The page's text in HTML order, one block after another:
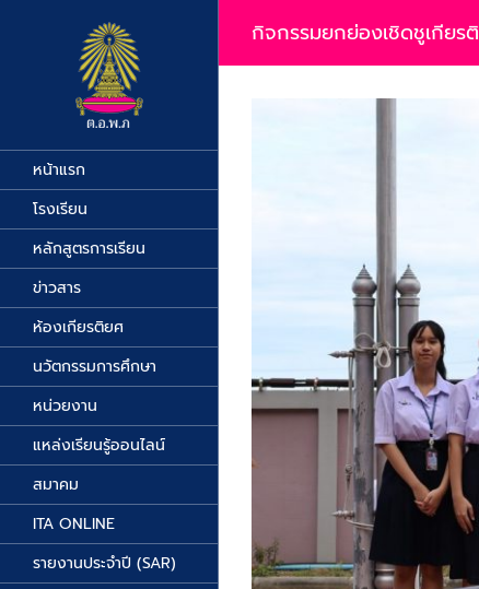
หน้าแรก
โรงเรียน
หลักสูตรการเรียน
ข่าวสาร
ห้องเกียรติยศ
นวัตกรรมการศึกษา
หน่วยงาน
แหล่งเรียนรู้ออนไลน์
สมาคม
ITA ONLINE
รายงานประจำปี (SAR)
กิจกรรมยกย่องเชิดชูเกียรติ